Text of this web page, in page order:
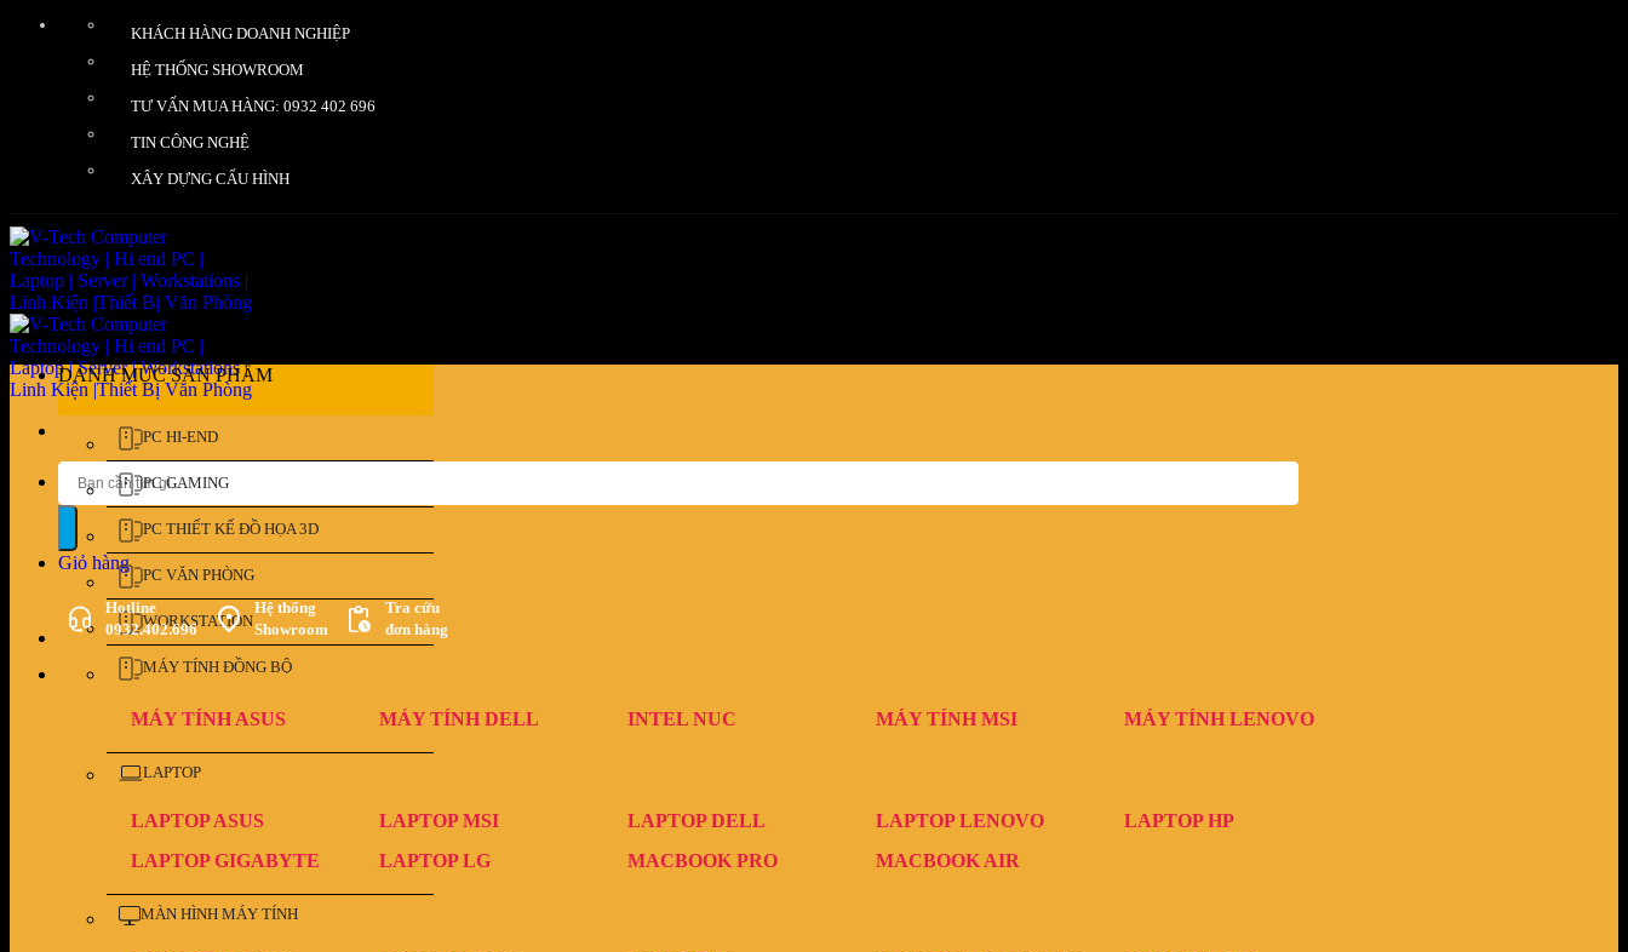
KHÁCH HÀNG DOANH NGHIỆP
HỆ THỐNG SHOWROOM
TƯ VẤN MUA HÀNG: 0932 402 696
TIN CÔNG NGHỆ
XÂY DỰNG CẤU HÌNH
Tìm
kiếm:
Giỏ hàng
Hotline
0932.402.696
Hệ thống
Showroom
Tra cứu
đơn hàng
DANH MỤC SẢN PHẨM
PC HI-END
PC GAMING
PC THIẾT KẾ ĐỒ HỌA 3D
PC VĂN PHÒNG
WORKSTATION
MÁY TÍNH ĐỒNG BỘ
MÁY TÍNH ASUS MÁY TÍNH DELL INTEL NUC MÁY TÍNH MSI MÁY TÍNH LENOVO
LAPTOP
LAPTOP ASUS LAPTOP MSI LAPTOP DELL LAPTOP LENOVO
LAPTOP HP
LAPTOP GIGABYTE
LAPTOP LG MACBOOK PRO MACBOOK AIR
MÀN HÌNH MÁY TÍNH